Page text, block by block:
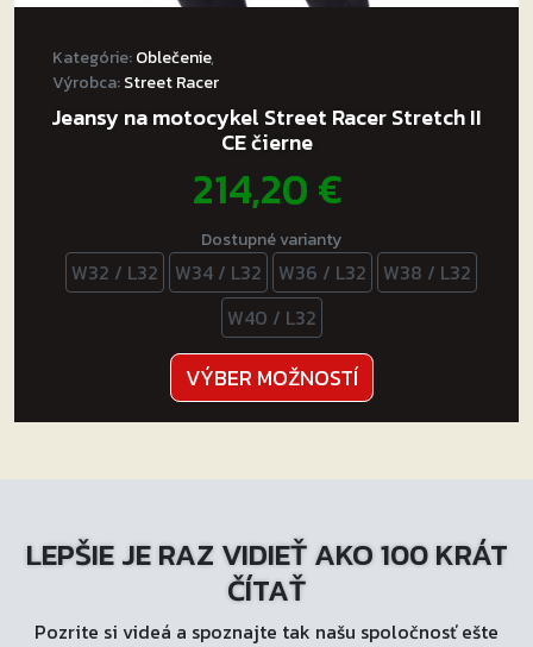
Kategórie:Oblečenie,
Výrobca:Street Racer
Jeansy na motocykel Street Racer Stretch II
CE čierne
214,20€
Dostupné varianty
W32 / L32 W34 / L32 W36 / L32
W38 / L32
W40 / L32
VÝBER MOŽNOSTÍ
produkt
má
si
môžete
na
LEPŠIE JE RAZ VIDIEŤ AKO 100 KRÁT
ČÍTAŤ
Pozrite si videá a spoznajte tak našu spoločnosť ešte